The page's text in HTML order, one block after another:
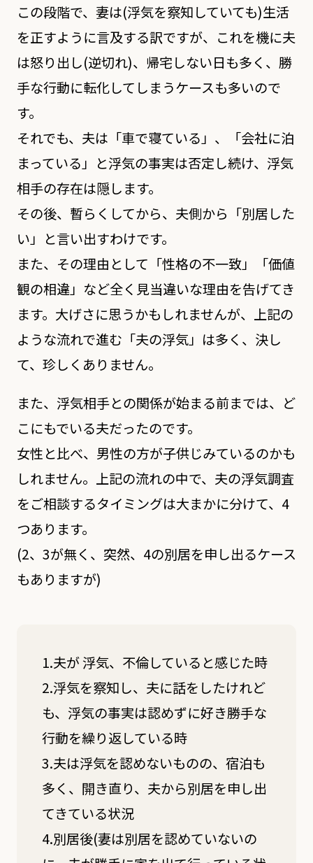
この段階で、妻は(浮気を察知していても)生活
を正すように言及する訳ですが、これを機に夫
は怒り出し(逆切れ)、帰宅しない日も多く、勝
手な行動に転化してしまうケースも多いので
す。
それでも、夫は「車で寝ている」、「会社に泊
まっている」と浮気の事実は否定し続け、浮気
相手の存在は隠します。
その後、暫らくしてから、夫側から「別居した
い」と言い出すわけです。
また、その理由として「性格の不一致」「価値
観の相違」など全く見当違いな理由を告げてき
ます。大げさに思うかもしれませんが、上記の
ような流れで進む「夫の浮気」は多く、決し
て、珍しくありません。
また、浮気相手との関係が始まる前までは、ど
こにもでいる夫だったのです。
女性と比べ、男性の方が子供じみているのかも
しれません。上記の流れの中で、夫の浮気調査
をご相談するタイミングは大まかに分けて、4
つあります。
(2、3が無く、突然、4の別居を申し出るケース
もありますが)
1.夫が 浮気、不倫していると感じた時
2.浮気を察知し、夫に話をしたけれど
も、浮気の事実は認めずに好き勝手な
行動を繰り返している時
3.夫は浮気を認めないものの、宿泊も
多く、開き直り、夫から別居を申し出
てきている状況
4.別居後(妻は別居を認めていないの